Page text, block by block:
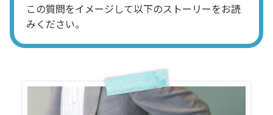
この質問をイメージして以下のストーリーをお読
みください。